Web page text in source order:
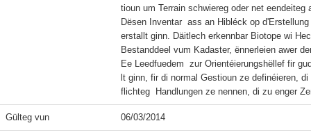
tioun um Terrain schwiereg oder net eendeiteg
Dësen Inventar  ass an Hibléck op
erstallt ginn. Däitlech erkennbar Biotope wi
Bestanddeel vum Kadaster, ënnerleien awer
Ee Leedfuedem  zur Orientéierungshëllef fir
lt ginn, fir di normal Gestioun ze definéieren,
Gülteg vun 06/03/2014